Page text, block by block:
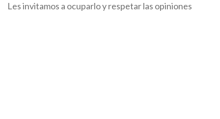
Les invitamos a ocuparlo y respetar las opiniones